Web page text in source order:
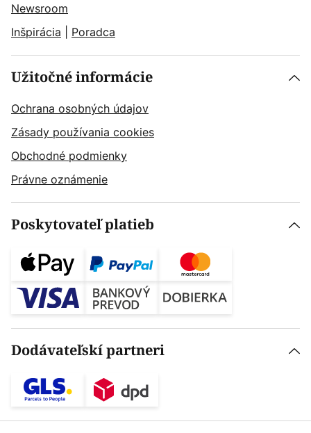
Newsroom
Inšpirácia
Poradca
Užitočné informácie
Ochrana osobných údajov
Zásady používania cookies
Obchodné podmienky
Právne oznámenie
Poskytovateľ platieb
Dodávateľskí partneri